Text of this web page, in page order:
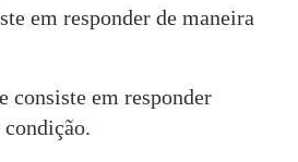
em responder de maneira
consiste em responder
condição.